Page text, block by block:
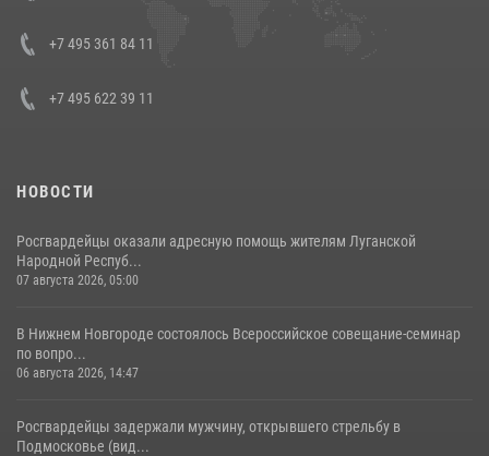
+7 495 361 84 11
+7 495 622 39 11
НОВОСТИ
Росгвардейцы оказали адресную помощь жителям Луганской
Народной Респуб...
07 августа 2026, 05:00
В Нижнем Новгороде состоялось Всероссийское совещание-семинар
по вопро...
06 августа 2026, 14:47
Росгвардейцы задержали мужчину, открывшего стрельбу в
Подмосковье (вид...